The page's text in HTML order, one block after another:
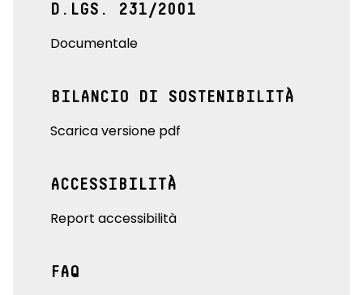
D.LGS. 231/2001
Documentale
BILANCIO DI SOSTENIBILITÀ
Scarica versione pdf
ACCESSIBILITÀ
Report accessibilità
FAQ